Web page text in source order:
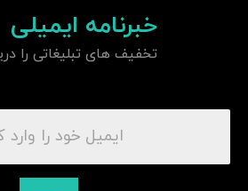
خبرنامه ایمیلی
تخفیف های تبلیغاتی را